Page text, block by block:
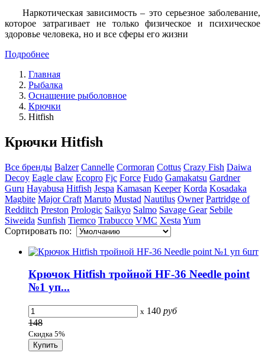
Наркотическая зависимость – это серьезное заболевание,
которое затрагивает не только физическое и психическое
здоровье человека, но и все сферы его жизни
Подробнее
Главная
Рыбалка
Оснащение рыболовное
Крючки
Hitfish
Крючки Hitfish
Все бренды Balzer Cannelle Cormoran Cottus Crazy Fish Daiwa
Decoy Eagle claw Ecopro Fjc Force Fudo Gamakatsu Gardner
Guru Hayabusa Hitfish Jespa Kamasan Keeper Korda Kosadaka
Magbite Major Craft Maruto Mustad Nautilus Owner Partridge of
Redditch Preston Prologic Saikyo Salmo Savage Gear Sebile
Siweida Sunfish Tiemco Trabucco VMC Xesta Yum
Сортировать по:
Крючок Hitfish тройной HF-36 Needle point
№1 уп...
x 140 руб
148
Скидка 5%